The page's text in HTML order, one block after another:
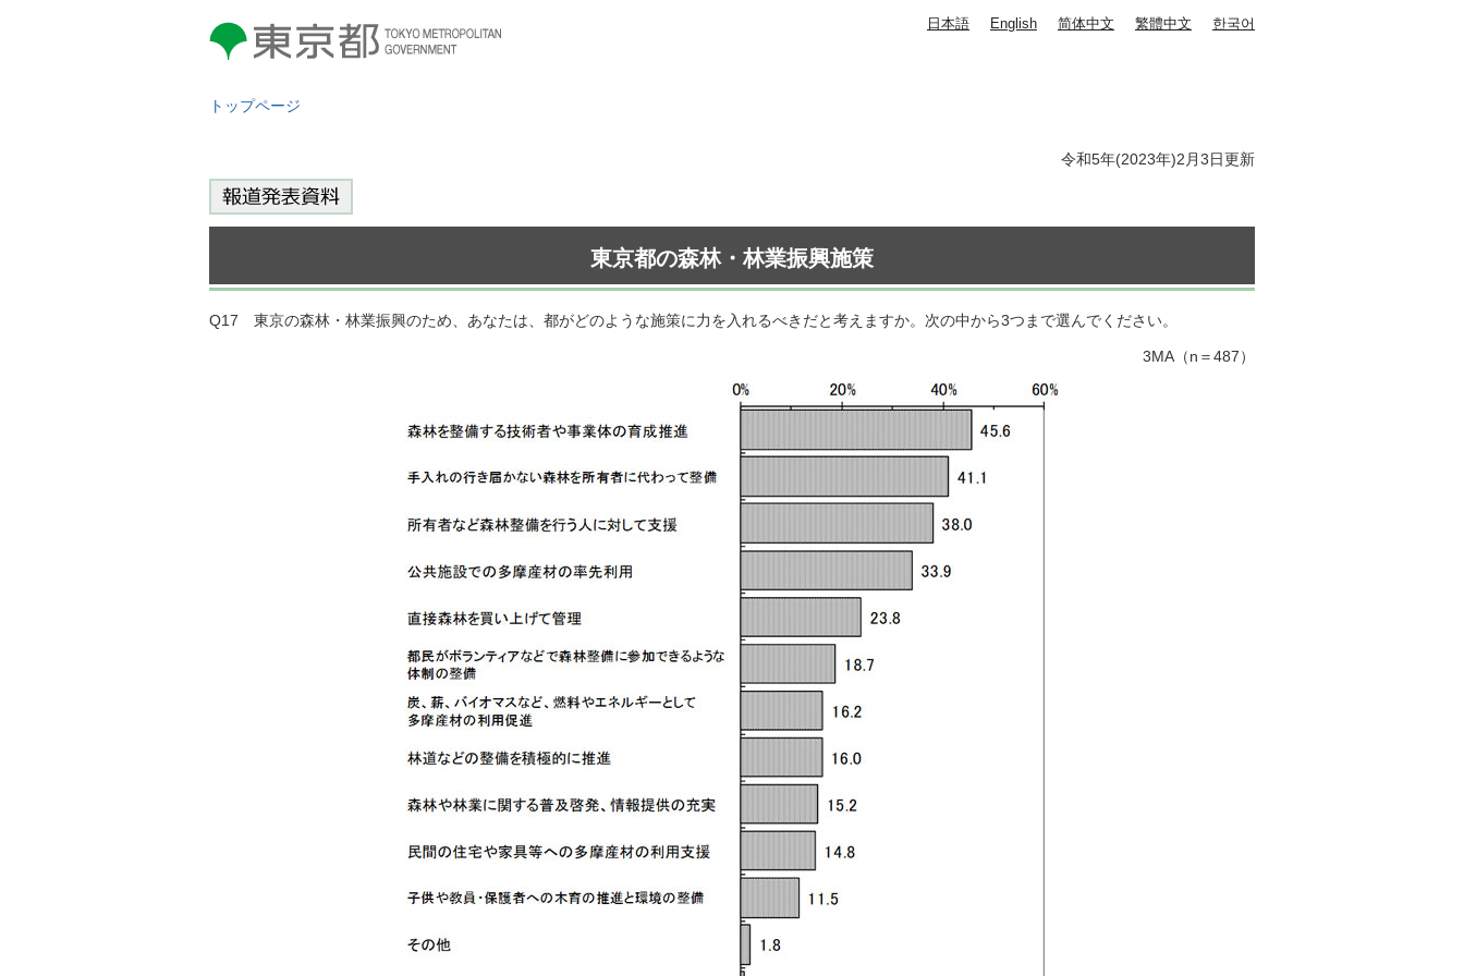
東京都 TOKYO METROPOLITAN
GOVERNMENT
日本語 English 简体中文 繁體中文 한국어
トップページ
令和5年(2023年)2月3日更新
東京都の森林・林業振興施策
Q17 東京の森林・林業振興のため、あなたは、都がどのような施策に力を入れるべきだと考えますか。次の中から3つまで選んでください。
3MA（n＝487）